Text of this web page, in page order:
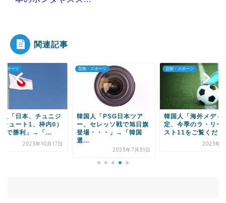
Powered by livedoor 相互RSS
関連記事
スポーツ
人「日本、チュニジ
シュート1、枠内0）
0で勝利」→「...
2023年10月17日
芸能・スポーツ
韓国人「PSG日本ツア
ー、セレッソ戦で旭日旗
登場・・・」→「韓国
選...
2023年7月31日
芸能・スポーツ
韓国人「海外メディ
定、今季のラ・リー
スト11をご覧くださ
2023年6